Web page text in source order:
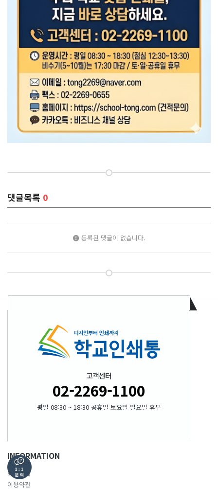
댓글목록 0
등록된 댓글이 없습니다.
고객센터
02-2269-1100
평일 08:30 ~ 18:30 공휴일 토요일 일요일 휴무
INFORMATION
회사소개
이용약관